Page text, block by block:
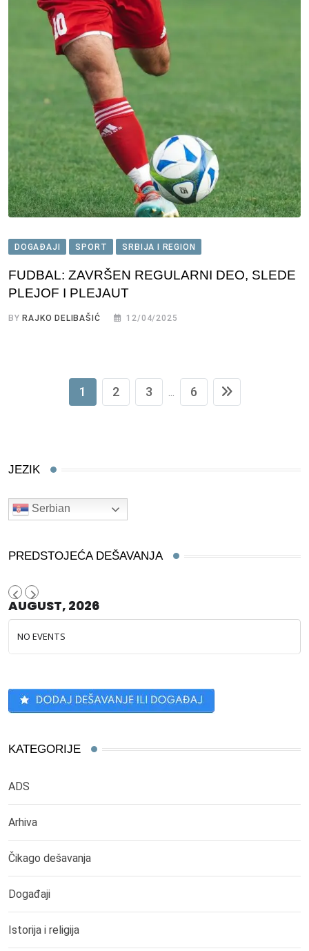
DOGAĐAJI SPORT SRBIJA I REGION
FUDBAL: ZAVRŠEN REGULARNI DEO, SLEDE
PLEJOF I PLEJAUT
BY RAJKO DELIBAŠIĆ 12/04/2025
1 2 3 6
JEZIK
Serbian
PREDSTOJEĆA DEŠAVANJA
AUGUST, 2026
NO EVENTS
KATEGORIJE
ADS
Arhiva
Čikago dešavanja
Događaji
Istorija i religija